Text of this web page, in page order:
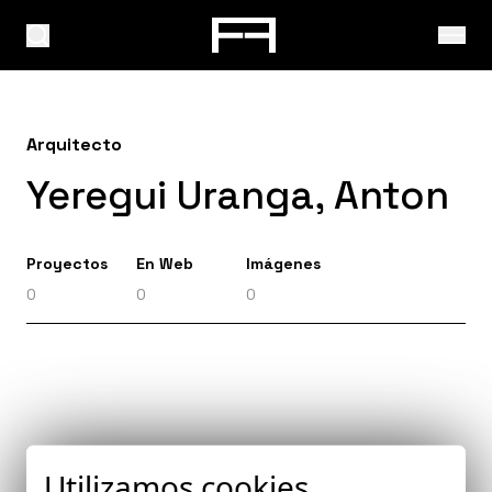
Arquitecto
Yeregui Uranga, Anton
Proyectos
0
En Web
0
Imágenes
0